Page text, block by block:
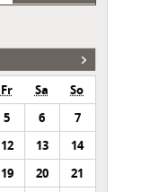
Fr Sa
So
5 6
7
12 13
14
19 20
21